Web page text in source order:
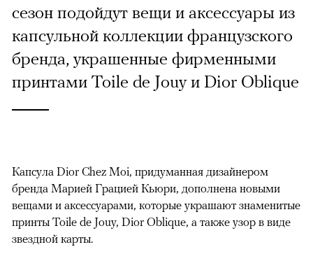
сезон подойдут вещи и аксессуары из
капсульной коллекции французского
бренда, украшенные фирменными
принтами Toile de Jouy и Dior Oblique
Капсула Dior Chez Moi, придуманная дизайнером
бренда Марией Грацией Кьюри, дополнена новыми
вещами и аксессуарами, которые украшают знаменитые
принты Toile de Jouy, Dior Oblique, а также узор в виде
звездной карты.